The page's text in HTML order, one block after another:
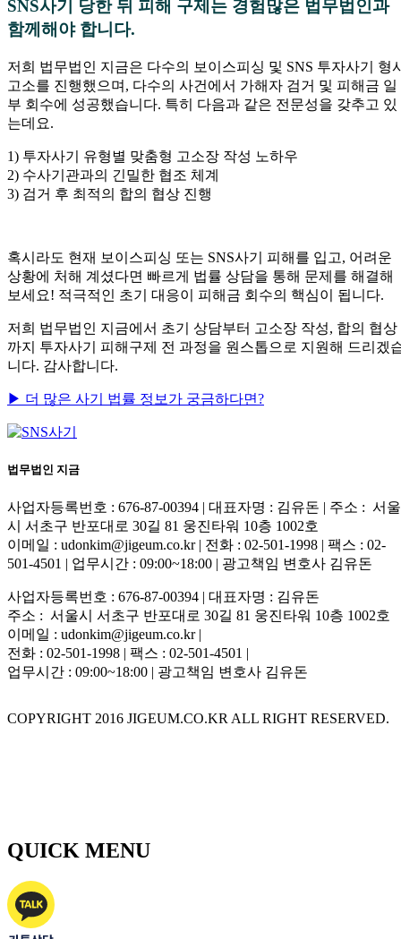
SNS사기 당한 뒤 피해 구제는 경험많은 법무법인과
함께해야 합니다.
저희 법무법인 지금은 다수의 보이스피싱 및 SNS 투자사기 형
고소를 진행했으며, 다수의 사건에서 가해자 검거 및 피해금 일
부 회수에 성공했습니다. 특히 다음과 같은 전문성을 갖추고 있
는데요.
1) 투자사기 유형별 맞춤형 고소장 작성 노하우
2) 수사기관과의 긴밀한 협조 체계
3) 검거 후 최적의 합의 협상 진행
혹시라도 현재 보이스피싱 또는 SNS사기 피해를 입고, 어려운
상황에 처해 계셨다면 빠르게 법률 상담을 통해 문제를 해결해
보세요! 적극적인 초기 대응이 피해금 회수의 핵심이 됩니다.
저희 법무법인 지금에서 초기 상담부터 고소장 작성, 합의 협상
까지 투자사기 피해구제 전 과정을 원스톱으로 지원해 드리겠
니다. 감사합니다.
▶ 더 많은 사기 법률 정보가 궁금하다면?
법무법인 지금
사업자등록번호 : 676-87-00394 | 대표자명 : 김유돈 | 주소 : 서울
시 서초구 반포대로 30길 81 웅진타워 10층 1002호
이메일 : udonkim@jigeum.co.kr | 전화 : 02-501-1998 | 팩스 : 02-
501-4501 | 업무시간 : 09:00~18:00 | 광고책임 변호사 김유돈
사업자등록번호 : 676-87-00394 | 대표자명 : 김유돈
주소 : 서울시 서초구 반포대로 30길 81 웅진타워 10층 1002호
이메일 : udonkim@jigeum.co.kr |
전화 : 02-501-1998 | 팩스 : 02-501-4501 |
업무시간 : 09:00~18:00 | 광고책임 변호사 김유돈
COPYRIGHT 2016 JIGEUM.CO.KR ALL RIGHT RESERVED.
QUICK MENU